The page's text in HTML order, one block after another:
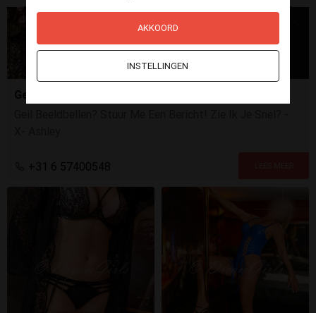
AKKOORD
INSTELLINGEN
+31 6 57400548